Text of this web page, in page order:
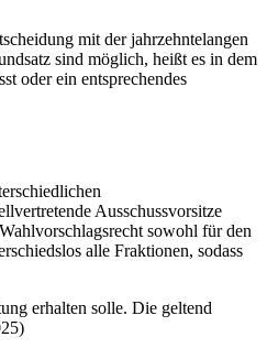
mit der jahrzehntelangen
sind möglich, heißt es in dem
oder ein entsprechendes
Ausschussvorsitze
sowohl für den
alle Fraktionen, sodass
erhalten solle. Die geltend